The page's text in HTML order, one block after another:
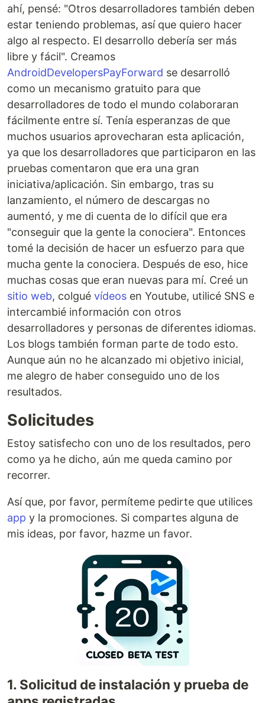
ahí, pensé: "Otros desarrolladores también deben
estar teniendo problemas, así que quiero hacer
algo al respecto. El desarrollo debería ser más
libre y fácil". Creamos
AndroidDevelopersPayForward se desarrolló
como un mecanismo gratuito para que
desarrolladores de todo el mundo colaboraran
fácilmente entre sí. Tenía esperanzas de que
muchos usuarios aprovecharan esta aplicación,
ya que los desarrolladores que participaron en las
pruebas comentaron que era una gran
iniciativa/aplicación. Sin embargo, tras su
lanzamiento, el número de descargas no
aumentó, y me di cuenta de lo difícil que era
"conseguir que la gente la conociera". Entonces
tomé la decisión de hacer un esfuerzo para que
mucha gente la conociera. Después de eso, hice
muchas cosas que eran nuevas para mí. Creé un
sitio web, colgué vídeos en Youtube, utilicé SNS e
intercambié información con otros
desarrolladores y personas de diferentes idiomas.
Los blogs también forman parte de todo esto.
Aunque aún no he alcanzado mi objetivo inicial,
me alegro de haber conseguido uno de los
resultados.
Solicitudes
Estoy satisfecho con uno de los resultados, pero
como ya he dicho, aún me queda camino por
recorrer.
Así que, por favor, permíteme pedirte que utilices
app y la promociones. Si compartes alguna de
mis ideas, por favor, hazme un favor.
1. Solicitud de instalación y prueba de